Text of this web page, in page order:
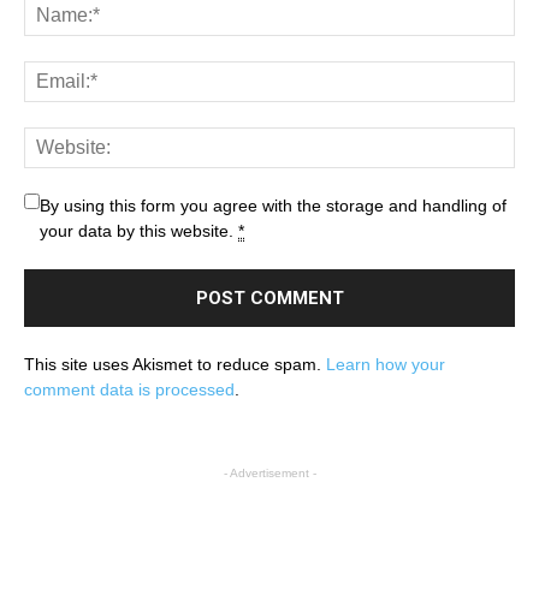
By using this form you agree with the storage and handling of
your data by this website. *
This site uses Akismet to reduce spam. Learn how your
comment data is processed
- Advertisement -